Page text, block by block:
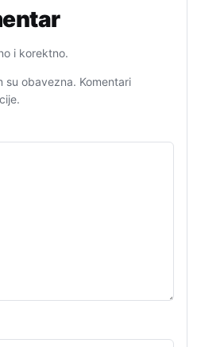
i korektno.
su obavezna. Komentari